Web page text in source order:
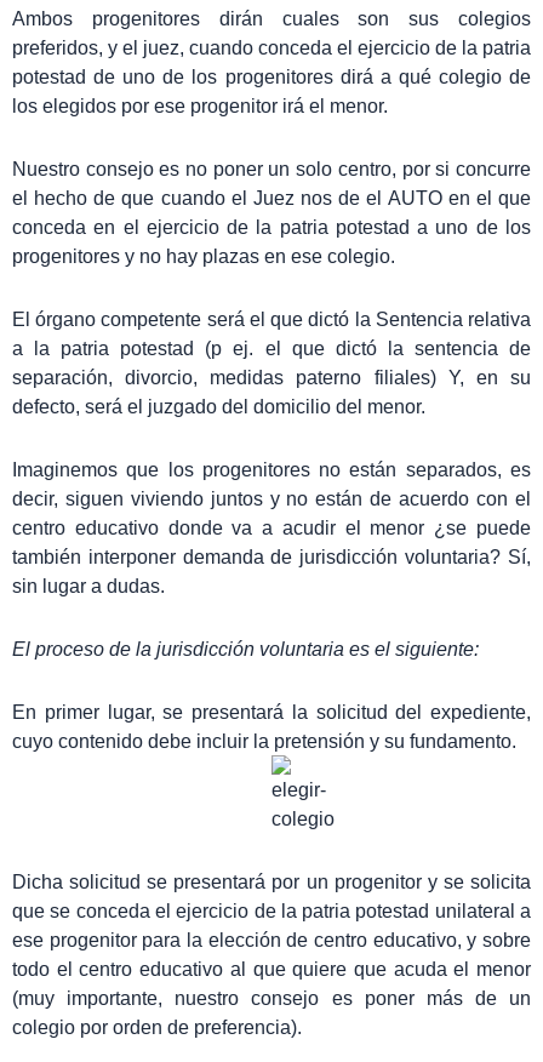
Ambos progenitores dirán cuales son sus colegios
preferidos, y el juez, cuando conceda el ejercicio de la patria
potestad de uno de los progenitores dirá a qué colegio de
los elegidos por ese progenitor irá el menor.
Nuestro consejo es no poner un solo centro, por si concurre
el hecho de que cuando el Juez nos de el AUTO en el que
conceda en el ejercicio de la patria potestad a uno de los
progenitores y no hay plazas en ese colegio.
El órgano competente será el que dictó la Sentencia relativa
a la patria potestad (p ej. el que dictó la sentencia de
separación, divorcio, medidas paterno filiales) Y, en su
defecto, será el juzgado del domicilio del menor.
Imaginemos que los progenitores no están separados, es
decir, siguen viviendo juntos y no están de acuerdo con el
centro educativo donde va a acudir el menor ¿se puede
también interponer demanda de jurisdicción voluntaria? Sí,
sin lugar a dudas.
El proceso de la jurisdicción voluntaria es el siguiente:
En primer lugar, se presentará la solicitud del expediente,
cuyo contenido debe incluir la pretensión y su fundamento.
Dicha solicitud se presentará por un progenitor y se solicita
que se conceda el ejercicio de la patria potestad unilateral a
ese progenitor para la elección de centro educativo, y sobre
todo el centro educativo al que quiere que acuda el menor
(muy importante, nuestro consejo es poner más de un
colegio por orden de preferencia).